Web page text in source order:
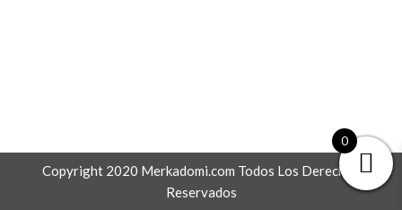
Copyright 2020 Merkadomi.com Todos Los Derechos
Reservados
0